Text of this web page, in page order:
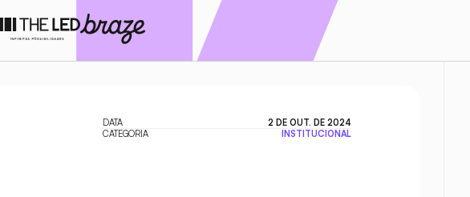
DATA
2 DE OUT. DE 2024
CATEGORIA
INSTITUCIONAL